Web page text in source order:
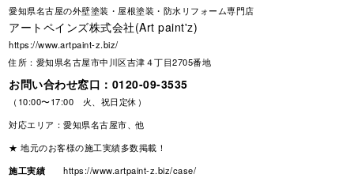
愛知県名古屋の外壁塗装・屋根塗装・防水リフォーム専門店
アートペインズ株式会社(Art paint'z)
https://www.artpaint-z.biz/
住所：愛知県名古屋市中川区吉津４丁目2705番地
お問い合わせ窓口： 0120-09-3535
（10:00〜17:00 火、祝日定休）
対応エリア：愛知県名古屋市、他
★ 地元のお客様の施工実績多数掲載！
施工実績
https://www.artpaint-z.biz/case/